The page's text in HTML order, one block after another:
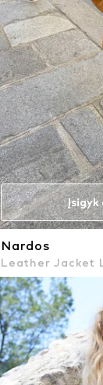
Įsigyk
Nardos
Leather Jacket